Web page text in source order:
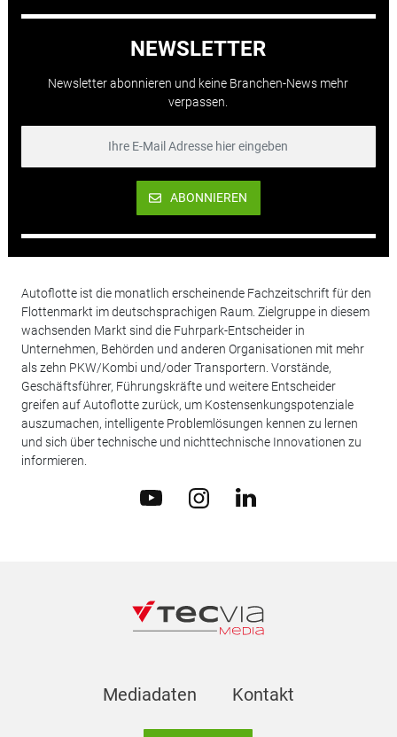
NEWSLETTER
Newsletter abonnieren und keine Branchen-News mehr
verpassen.
ABONNIEREN
Autoflotte ist die monatlich erscheinende Fachzeitschrift für den
Flottenmarkt im deutschsprachigen Raum. Zielgruppe in diesem
wachsenden Markt sind die Fuhrpark-Entscheider in
Unternehmen, Behörden und anderen Organisationen mit mehr
als zehn PKW/Kombi und/oder Transportern. Vorstände,
Geschäftsführer, Führungskräfte und weitere Entscheider
greifen auf Autoflotte zurück, um Kostensenkungspotenziale
auszumachen, intelligente Problemlösungen kennen zu lernen
und sich über technische und nichttechnische Innovationen zu
informieren.
Mediadaten Kontakt